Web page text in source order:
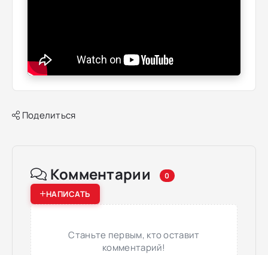
Поделиться
Комментарии 0
НАПИСАТЬ
Станьте первым, кто оставит
комментарий!